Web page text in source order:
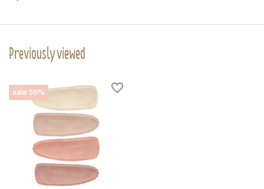
Previously viewed
sale 50%